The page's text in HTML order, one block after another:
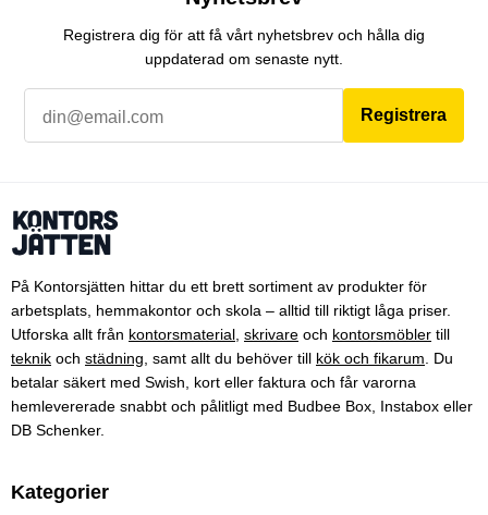
Registrera dig för att få vårt nyhetsbrev och hålla dig
uppdaterad om senaste nytt.
Registrera
På Kontorsjätten hittar du ett brett sortiment av produkter för
arbetsplats, hemmakontor och skola – alltid till riktigt låga priser.
Utforska allt från kontorsmaterial skrivare och kontorsmöbler till
teknik och städning , samt allt du behöver till kök och fikarum . Du
betalar säkert med Swish, kort eller faktura och får varorna
hemlevererade snabbt och pålitligt med Budbee Box, Instabox eller
DB Schenker.
Kategorier